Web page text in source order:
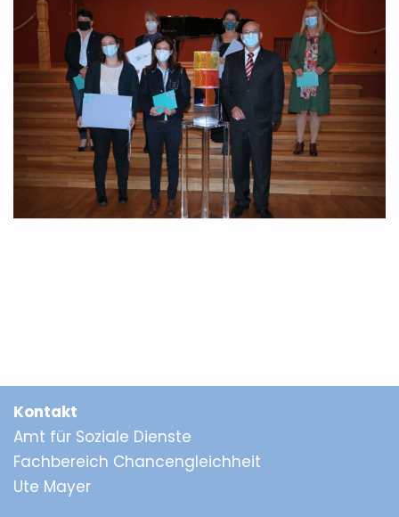
Kontakt
Amt für Soziale Dienste
Fachbereich Chancengleichheit
Ute Mayer